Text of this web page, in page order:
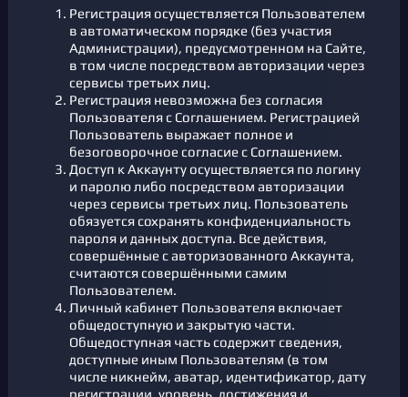
Регистрация осуществляется Пользователем
в автоматическом порядке (без участия
Администрации), предусмотренном на Сайте,
в том числе посредством авторизации через
сервисы третьих лиц.
Регистрация невозможна без согласия
Пользователя с Соглашением. Регистрацией
Пользователь выражает полное и
безоговорочное согласие с Соглашением.
Доступ к Аккаунту осуществляется по логину
и паролю либо посредством авторизации
через сервисы третьих лиц. Пользователь
обязуется сохранять конфиденциальность
пароля и данных доступа. Все действия,
совершённые с авторизованного Аккаунта,
считаются совершёнными самим
Пользователем.
Личный кабинет Пользователя включает
общедоступную и закрытую части.
Общедоступная часть содержит сведения,
доступные иным Пользователям (в том
числе никнейм, аватар, идентификатор, дату